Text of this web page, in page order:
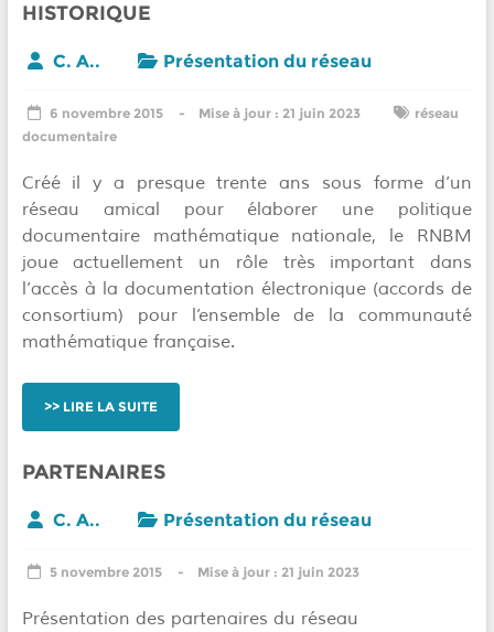
HISTORIQUE
C. A.. Présentation du réseau
6 novembre 2015 21 juin 2023
réseau
documentaire
Créé il y a presque trente ans sous forme d’un
réseau amical pour élaborer une politique
documentaire mathématique nationale, le RNBM
joue actuellement un rôle très important dans
l’accès à la documentation électronique (accords de
consortium) pour l’ensemble de la communauté
mathématique française.
LIRE LA SUITE
PARTENAIRES
C. A.. Présentation du réseau
5 novembre 2015 21 juin 2023
Présentation des partenaires du réseau